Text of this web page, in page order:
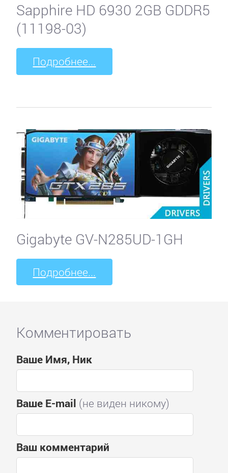
Sapphire HD 6930 2GB GDDR5
(11198-03)
Подробнее...
Gigabyte GV-N285UD-1GH
Подробнее...
Комментировать
Ваше Имя, Ник
Ваше E-mail (не виден никому)
Ваш комментарий